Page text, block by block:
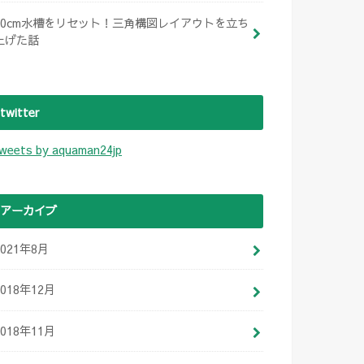
水槽をリセット！三角構図レイアウトを立ち
げた話
twitter
by aquaman24jp
アーカイブ
年8月
年12月
年11月